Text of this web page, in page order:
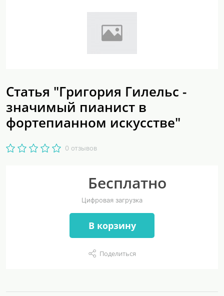
Статья "Григория Гилельс -
значимый пианист в
фортепианном искусстве"
0 отзывов
Бесплатно
Цифровая загрузка
В корзину
Поделиться